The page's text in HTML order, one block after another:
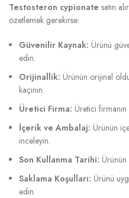
Testosteron cypionate satın
özetlemek gerekirse:
Güvenilir Kaynak: Ürünü
edin.
Orijinallik: Ürünün orijinal
kaçının.
Üretici Firma: Üretici
İçerik ve Ambalaj: Ürünün
inceleyin.
Son Kullanma Tarihi:
Saklama Koşulları: Ürünü
edin.